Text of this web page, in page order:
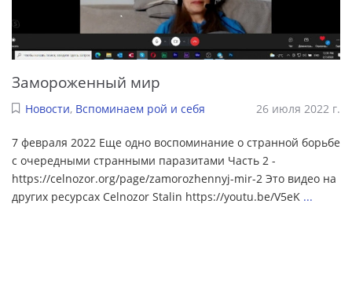
Замороженный мир
Новости, Вспоминаем рой и себя 26 июля 2022 г.
7 февраля 2022 Еще одно воспоминание о странной борьбе
с очередными странными паразитами Часть 2 -
https://celnozor.org/page/zamorozhennyj-mir-2 Это видео на
других ресурсах Celnozor Stalin https://youtu.be/V5eK ...